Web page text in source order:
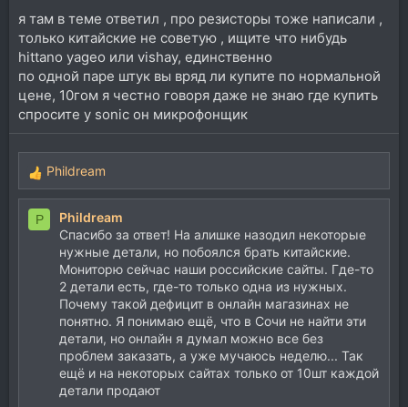
я там в теме ответил , про резисторы тоже написали ,
только китайские не советую , ищите что нибудь
hittano yageo или vishay, единственно
по одной паре штук вы вряд ли купите по нормальной
цене, 10гом я честно говоря даже не знаю где купить
спросите у sonic он микрофонщик
Р
е
а
к
Phildream
P
Phildream
Спасибо за ответ! На алишке назодил некоторые
нужные детали, но побоялся брать китайские.
Мониторю сейчас наши российские сайты. Где-то
2 детали есть, где-то только одна из нужных.
Почему такой дефицит в онлайн магазинах не
понятно. Я понимаю ещё, что в Сочи не найти эти
детали, но онлайн я думал можно все без
проблем заказать, а уже мучаюсь неделю... Так
ещё и на некоторых сайтах только от 10шт каждой
детали продают